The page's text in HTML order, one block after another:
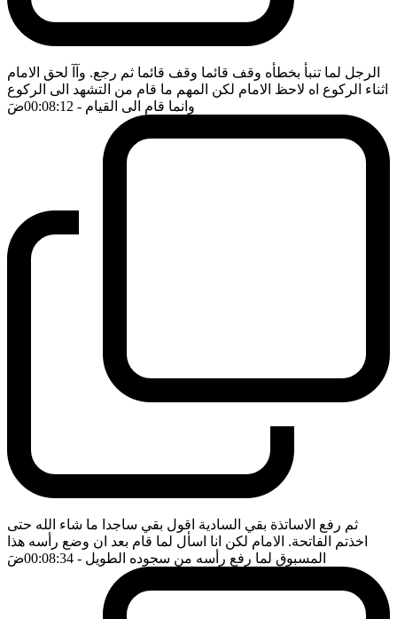
الرجل لما تنبأ بخطأه وقف قائما وقف قائما ثم رجع. وآآ لحق الامام
اثناء الركوع اه لاحظ الامام لكن المهم ما قام من التشهد الى الركوع
وانما قام الى القيام - 00:08:12 ضَ
ثم رفع الاساتذة بقي السادية اقول بقي ساجدا ما شاء الله حتى
اخذتم الفاتحة. الامام لكن انا اسأل لما قام بعد ان وضع رأسه هذا
المسبوق لما رفع رأسه من سجوده الطويل - 00:08:34 ضَ